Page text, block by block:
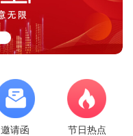
邀请函 节日热点